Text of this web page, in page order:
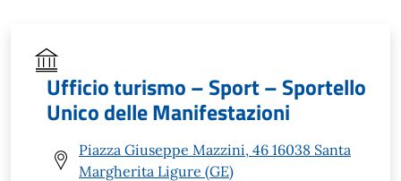
Ufficio turismo – Sport – Sportello
Unico delle Manifestazioni
Piazza Giuseppe Mazzini, 46 16038 Santa
Margherita Ligure (GE)